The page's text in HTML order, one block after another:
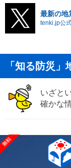
最新の地
tenki.jp公
「知る防災」
いざと
確かな